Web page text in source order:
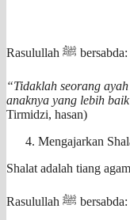
Rasulullah ﷺ bersabda:
“Tidaklah seorang
anaknya yang lebih
Tirmidzi, hasan)
Mengajarkan
Shalat adalah tiang
Rasulullah ﷺ bersabda: